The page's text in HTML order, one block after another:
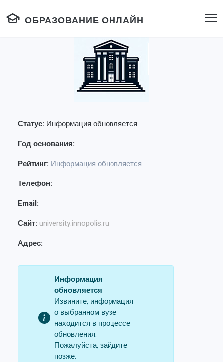
ОБРАЗОВАНИЕ ОНЛАЙН
Статус: Информация обновляется
Год основания:
Рейтинг: Информация обновляется
Телефон:
Email:
Сайт: university.innopolis.ru
Адрес:
Информация
обновляется
Извините, информация
о выбранном вузе
находится в процессе
обновления.
Пожалуйста, зайдите
позже.